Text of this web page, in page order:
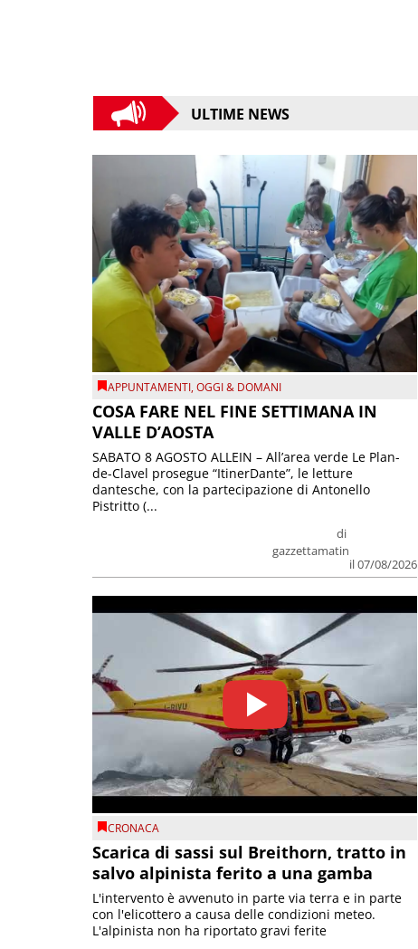
ULTIME NEWS
APPUNTAMENTI,OGGI & DOMANI
COSA FARE NEL FINE SETTIMANA IN
VALLE D’AOSTA
di
gazzettamatin
il 07/08/2026
SABATO 8 AGOSTO ALLEIN – All’area verde Le Plan-
de-Clavel prosegue “ItinerDante”, le letture
dantesche, con la partecipazione di Antonello
Pistritto (...
CRONACA
Scarica di sassi sul Breithorn, tratto in
salvo alpinista ferito a una gamba
L'intervento è avvenuto in parte via terra e in parte
con l'elicottero a causa delle condizioni meteo.
L'alpinista non ha riportato gravi ferite